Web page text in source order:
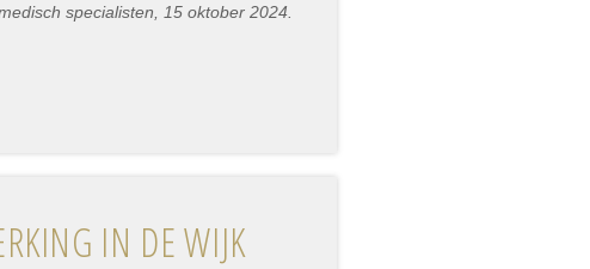
specialisten, 15 oktober 2024.
IN DE WIJK